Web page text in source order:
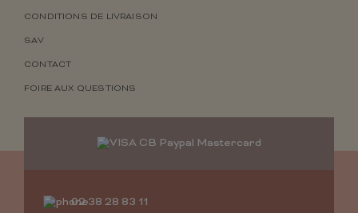
CONDITIONS DE LIVRAISON
SAV
CONTACT
FOIRE AUX QUESTIONS
02 38 28 83 11